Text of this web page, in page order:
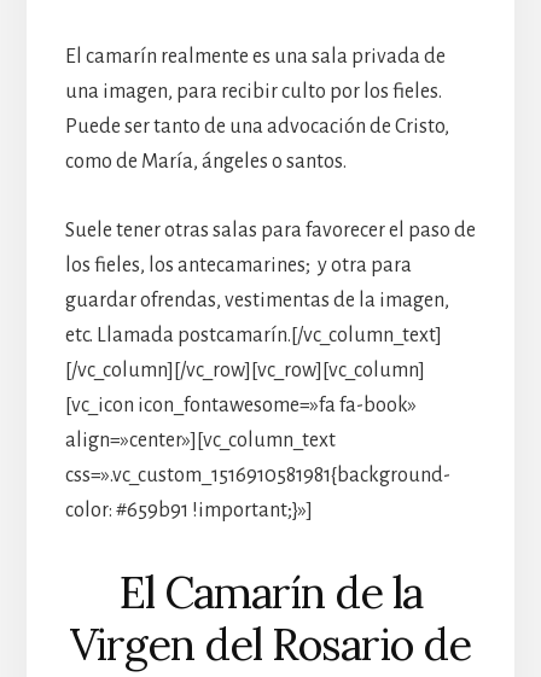
El camarín realmente es una sala privada de
una imagen, para recibir culto por los fieles.
Puede ser tanto de una advocación de Cristo,
como de María, ángeles o santos.
Suele tener otras salas para favorecer el paso de
los fieles, los antecamarines; y otra para
guardar ofrendas, vestimentas de la imagen,
etc. Llamada postcamarín.[/vc_column_text]
[/vc_column][/vc_row][vc_row][vc_column]
[vc_icon icon_fontawesome=»fa fa-book»
align=»center»][vc_column_text
css=».vc_custom_1516910581981{background-
color: #659b91 !important;}»]
El Camarín de la
Virgen del Rosario de